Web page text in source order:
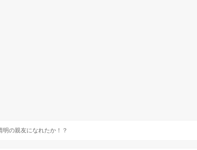
の親友になれたか！？